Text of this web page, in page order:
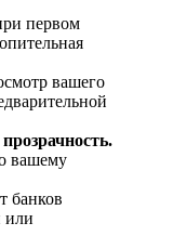
первом
вашего
вашему
банков
или